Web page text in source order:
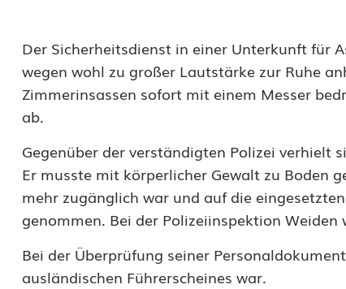
Der Sicherheitsdienst in einer Unterkunft für
wegen wohl zu großer Lautstärke zur Ruhe
Zimmerinsassen sofort mit einem Messer
ab.
Gegenüber der verständigten Polizei verhielt
Er musste mit körperlicher Gewalt zu Boden
mehr zugänglich war und auf die
genommen. Bei der Polizeiinspektion
Bei der Überprüfung seiner
ausländischen Führerscheines war.